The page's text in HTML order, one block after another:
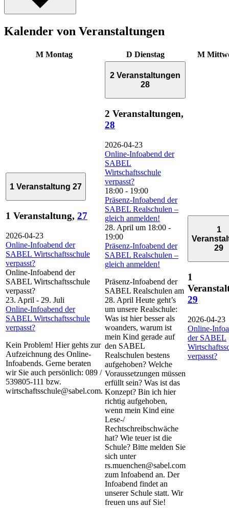
Kalender von Veranstaltungen
M Montag D Dienstag M
1 Veranstaltung 27
1 Veranstaltung, 27
2026-04-23
Online-Infoabend der
SABEL Wirtschaftsschule
verpasst?
Online-Infoabend der
SABEL Wirtschaftsschule
verpasst?
23. April - 29. Juli
Online-Infoabend der
SABEL Wirtschaftsschule
verpasst?
Kein Problem! Hier gehts zur
Aufzeichnung des Online-
Infoabends. Gerne beraten
wir Sie auch persönlich: 089 /
539805-111 bzw.
wirtschaftsschule@sabel.com.
2 Veranstaltungen
28
2 Veranstaltungen,
28
2026-04-23
Online-Infoabend der
SABEL
Wirtschaftsschule
verpasst?
18:00 - 19:00
Präsenz-Infoabend der
SABEL Realschulen –
gleich anmelden!
28. April um 18:00 -
19:00
Präsenz-Infoabend der
SABEL Realschulen –
gleich anmelden!
Präsenz-Infoabend der
SABEL Realschulen am
28. April Heute geht’s
um unsere Realschule:
Was ist hier besser als
woanders, warum ist
mein Kind gerade auf
den SABEL
Realschulen bestens
aufgehoben? Welche
Voraussetzungen müssen
erfüllt sein? Was ist das
Konzept? Bin ich hier
richtig aufgehoben,
wenn mein Kind eine
Lese-/
Rechtschreibschwäche
hat? Wie teuer ist die
Schule? Bitte melden Sie
sich unter
rs.muenchen@sabel.com
zum Infoabend an. Der
Infoabend findet an
unserer Schule statt. Wir
freuen uns auf Sie!
1
29
1
29
2026-04-23
Online-
der SABEL
verpasst?